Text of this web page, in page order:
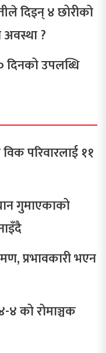
दिइन् ४ छोरीको
?
उपलब्धि
विक परिवारलाई ११
गुमाएकाको
प्रभावकारी भएन
४ को रोमाञ्चक